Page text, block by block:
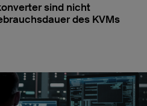
sind nicht
des KVMs